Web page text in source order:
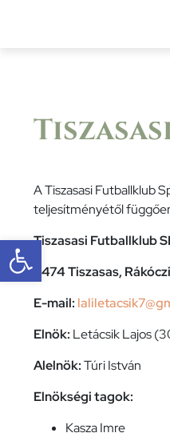
Eszköztár megnyitása
A Tiszasasi Futballklub
teljesítményétől
Tiszasasi Futballklub
5474 Tiszasas,
E-mail:
Elnök: Letácsik Lajos
Alelnök:Túri István
Elnökségi tagok:
Kasza Imre